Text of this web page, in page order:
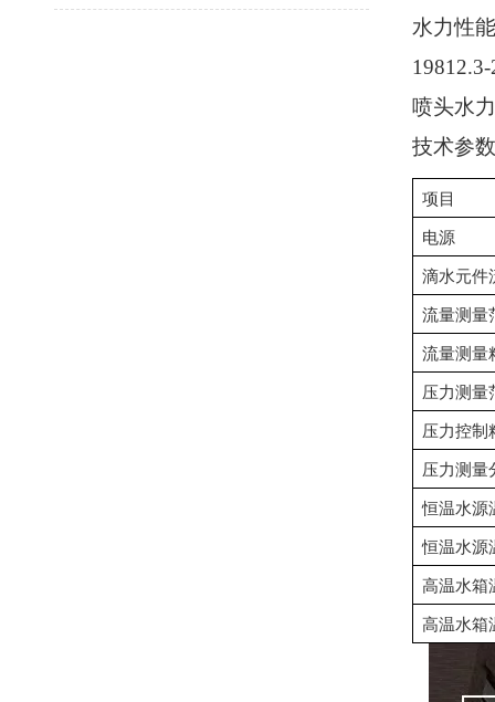
水力性
喷头水
技术参数
项目
电源
滴水元件
流量测量
流量测量
压力测量
压力控制
压力测量
恒温水源
恒温水源
高温水箱
高温水箱